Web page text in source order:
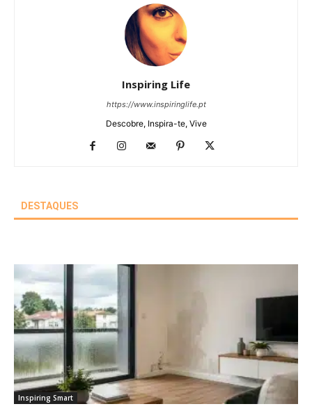
Inspiring Life
https://www.inspiringlife.pt
Descobre, Inspira-te, Vive
DESTAQUES
Inspiring Smart